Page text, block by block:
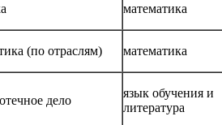
математика
(по отраслям) математика
дело
язык обучения и
литература